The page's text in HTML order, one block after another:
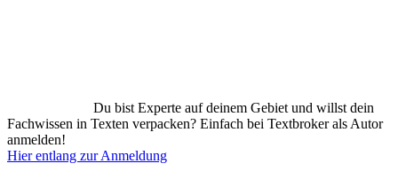
Du bist Experte auf deinem Gebiet und willst dein
Fachwissen in Texten verpacken? Einfach bei Textbroker als Autor
anmelden!
Hier entlang zur Anmeldung